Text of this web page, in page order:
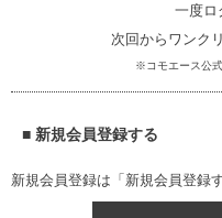
一度ロ
次回からワンク
※コモエース公
■ 新規会員登録する
新規会員登録は「新規会員登録